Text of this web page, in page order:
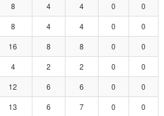
8 4 4 0
0
8 4 4 0
0
16 8 8 0
0
4 2 2 0
0
12 6 6 0
0
13 6 7 0
0